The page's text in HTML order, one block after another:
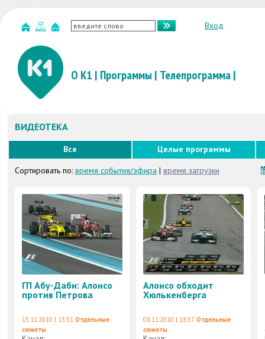
Вход
О К1 | Программы | Телепрограмма|
ВИДЕОТЕКА
Все
Целые программы
Сортировать по: время события/эфира | время загрузки
ГП Абу-Даби: Алонсо
против Петрова
15.11.2010 | 13:51 Отдельные
сюжеты
Алонсо обходит
Хюлькенберга
08.11.2010 | 18:57 Отдельные
сюжеты